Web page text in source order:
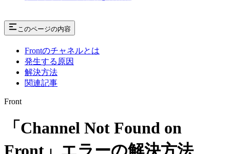
このページの内容
Frontのチャネルとは
発生する原因
解決方法
関連記事
Front
「Channel Not Found on